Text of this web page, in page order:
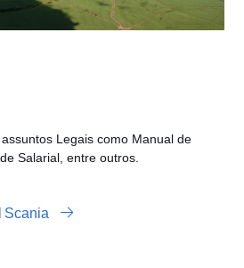
Legais como Manual de
Salarial, entre outros.
Scania